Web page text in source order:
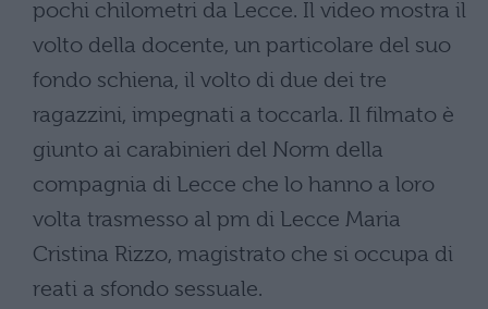
pochi chilometri da Lecce. Il video mostra il
volto della docente, un particolare del suo
fondo schiena, il volto di due dei tre
ragazzini, impegnati a toccarla. Il filmato è
giunto ai carabinieri del Norm della
compagnia di Lecce che lo hanno a loro
volta trasmesso al pm di Lecce Maria
Cristina Rizzo, magistrato che si occupa di
reati a sfondo sessuale.